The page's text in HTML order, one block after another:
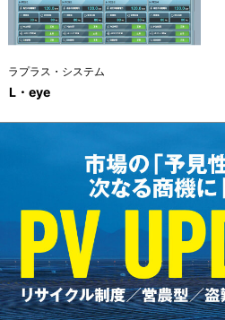
ラプラス・システム
L・eye